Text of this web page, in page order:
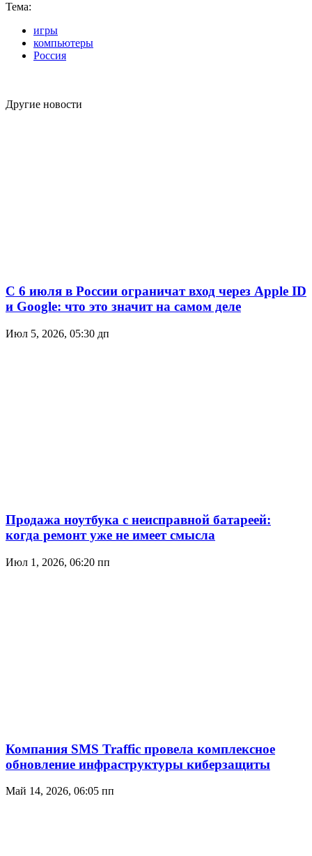
Тема:
игры
компьютеры
Россия
Другие новости
С 6 июля в России ограничат вход через Apple ID
и Google: что это значит на самом деле
Июл 5, 2026, 05:30 дп
Продажа ноутбука с неисправной батареей:
когда ремонт уже не имеет смысла
Июл 1, 2026, 06:20 пп
Компания SMS Traffic провела комплексное
обновление инфраструктуры киберзащиты
Май 14, 2026, 06:05 пп